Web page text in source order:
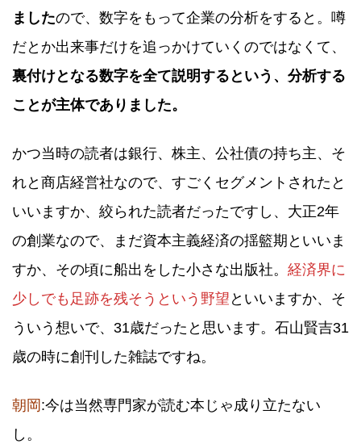
ましたので、数字をもって企業の分析をすると。噂
だとか出来事だけを追っかけていくのではなくて、
裏付けとなる数字を全て説明するという、分析する
ことが主体でありました。
かつ当時の読者は銀行、株主、公社債の持ち主、そ
れと商店経営社なので、すごくセグメントされたと
いいますか、絞られた読者だったですし、大正2年
の創業なので、まだ資本主義経済の揺籃期といいま
すか、その頃に船出をした小さな出版社。 経済界に
少しでも足跡を残そうという野望 といいますか、そ
ういう想いで、31歳だったと思います。石山賢吉31
歳の時に創刊した雑誌ですね。
朝岡 :今は当然専門家が読む本じゃ成り立たない
し。